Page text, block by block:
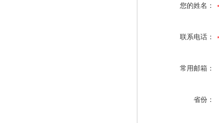
您的姓名：
联系电话：
常用邮箱：
省份：